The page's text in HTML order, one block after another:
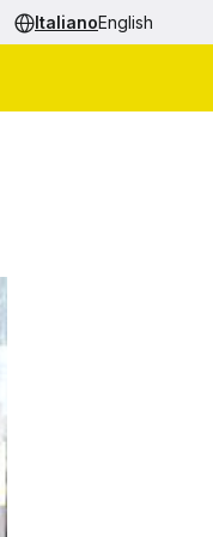
ItalianoEnglish